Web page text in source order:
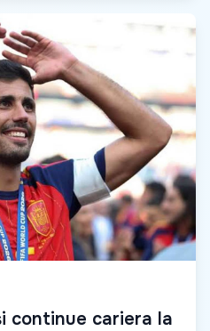
continue cariera la